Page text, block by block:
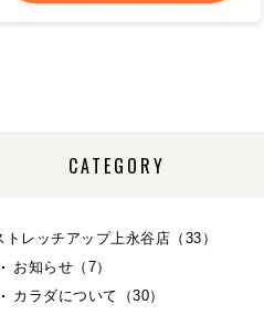
CATEGORY
トレッチアップ上永谷店（33）
お知らせ（7）
カラダについて（30）